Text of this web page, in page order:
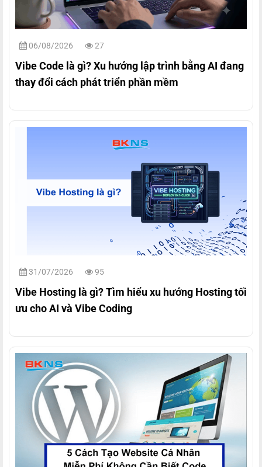
06/08/2026 27
Vibe Code là gì? Xu hướng lập trình bằng AI đang
thay đổi cách phát triển phần mềm
31/07/2026 95
Vibe Hosting là gì? Tìm hiểu xu hướng Hosting tối
ưu cho AI và Vibe Coding